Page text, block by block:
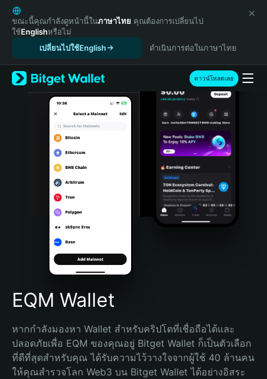
English
日本語
Tiếng Việt
Español (Latinoamérica)
Türkçe
Italiano
Português (Portugal)
Bahasa Indonesia
Português (Brasil)
Español (Argentina)
ขณะนี้คุณกำลังดูหน้านี้ในภาษาไทย คุณต้องการเปลี่ยนไป
ใช้Englishหรือไม่
เปลี่ยนไปใช้English
ดำเนินการต่อในภาษาไทย
ดาวน์โหลดเลย
EQM Wallet
หากกำลังมองหา Wallet สำหรับคริปโตที่เชื่อถือได้และ
ปลอดภัยเพื่อ EQM ของคุณอยู่ Bitget Wallet ก็เป็นตัวเลือก
ที่ดีที่สุดสำหรับคุณ ได้รับความไว้วางใจจากผู้ใช้ 40 ล้านคน
ให้คุณสำรวจโลก Web3 บน Bitget Wallet ได้อย่างอิสระ